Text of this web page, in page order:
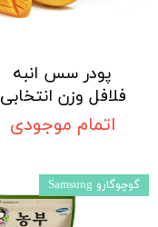
پودر سس انبه
فلافل وزن انتخابی
اتمام موجودی
گوچوگارو Samsung